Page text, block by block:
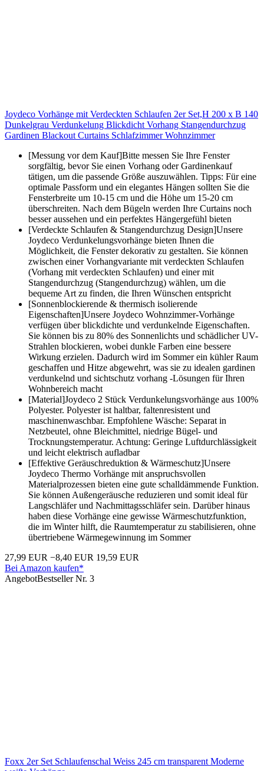
Joydeco Vorhänge mit Verdeckten Schlaufen 2er Set,H 200 x B 140
Dunkelgrau Verdunkelung Blickdicht Vorhang Stangendurchzug
Gardinen Blackout Curtains Schlafzimmer Wohnzimmer
[Messung vor dem Kauf]Bitte messen Sie Ihre Fenster
sorgfältig, bevor Sie einen Vorhang oder Gardinenkauf
tätigen, um die passende Größe auszuwählen. Tipps: Für eine
optimale Passform und ein elegantes Hängen sollten Sie die
Fensterbreite um 10-15 cm und die Höhe um 15-20 cm
überschreiten. Nach dem Bügeln werden Ihre Curtains noch
besser aussehen und ein perfektes Hängergefühl bieten
[Verdeckte Schlaufen & Stangendurchzug Design]Unsere
Joydeco Verdunkelungsvorhänge bieten Ihnen die
Möglichkeit, die Fenster dekorativ zu gestalten. Sie können
zwischen einer Vorhangvariante mit verdeckten Schlaufen
(Vorhang mit verdeckten Schlaufen) und einer mit
Stangendurchzug (Stangendurchzug) wählen, um die
bequeme Art zu finden, die Ihren Wünschen entspricht
[Sonnenblockierende & thermisch isolierende
Eigenschaften]Unsere Joydeco Wohnzimmer-Vorhänge
verfügen über blickdichte und verdunkelnde Eigenschaften.
Sie können bis zu 80% des Sonnenlichts und schädlicher UV-
Strahlen blockieren, wobei dunkle Farben eine bessere
Wirkung erzielen. Dadurch wird im Sommer ein kühler Raum
geschaffen und Hitze abgewehrt, was sie zu idealen gardinen
verdunkelnd und sichtschutz vorhang -Lösungen für Ihren
Wohnbereich macht
[Material]Joydeco 2 Stück Verdunkelungsvorhänge aus 100%
Polyester. Polyester ist haltbar, faltenresistent und
maschinenwaschbar. Empfohlene Wäsche: Separat in
Netzbeutel, ohne Bleichmittel, niedrige Bügel- und
Trocknungstemperatur. Achtung: Geringe Luftdurchlässigkeit
und leicht elektrisch aufladbar
[Effektive Geräuschreduktion & Wärmeschutz]Unsere
Joydeco Thermo Vorhänge mit anspruchsvollen
Materialprozessen bieten eine gute schalldämmende Funktion.
Sie können Außengeräusche reduzieren und somit ideal für
Langschläfer und Nachmittagsschläfer sein. Darüber hinaus
haben diese Vorhänge eine gewisse Wärmeschutzfunktion,
die im Winter hilft, die Raumtemperatur zu stabilisieren, ohne
übertriebene Wärmegewinnung im Sommer
27,99 EUR −8,40 EUR 19,59 EUR
Bei Amazon kaufen*
AngebotBestseller Nr. 3
Foxx 2er Set Schlaufenschal Weiss 245 cm transparent Moderne